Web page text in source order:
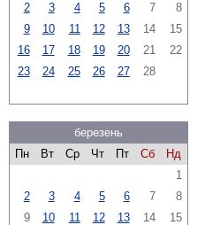
2
3 4 5 6 7
8
9
10 11 12 13 14
15
16
17 18 19 20 21
22
23
24 25 26 27 28
березень
Пн
Вт Ср Чт Пт Сб
Нд
1
2
3 4 5 6 7
8
9
10 11 12 13 14
15